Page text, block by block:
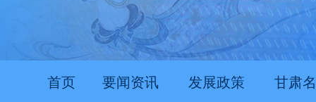
首页 要闻资讯 发展政策 甘肃